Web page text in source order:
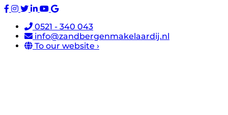
0521 - 340 043
info@zandbergenmakelaardij.nl
To our website ›